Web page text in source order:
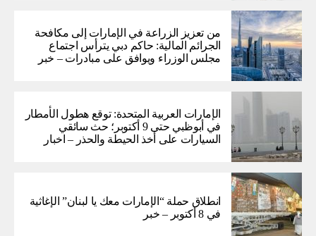
من تعزيز الزراعة في الإمارات إلى مكافحة
الجرائم المالية: حاكم دبي يترأس اجتماع
مجلس الوزراء ويوافق على مبادرات – خبر
الإمارات العربية المتحدة: توقع هطول الأمطار
في أبوظبي حتى 9 أكتوبر؛ حث سائقي
السيارات على أخذ الحيطة والحذر – اخبار
انطلاق حملة “الإمارات معك يا لبنان” الإغاثية
في 8 أكتوبر – خبر